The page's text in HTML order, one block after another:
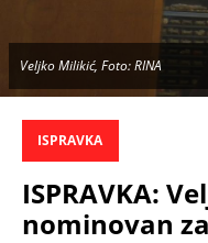
Veljko Milikić, Foto: RINA
ISPRAVKA
ISPRAVKA:
nominovan